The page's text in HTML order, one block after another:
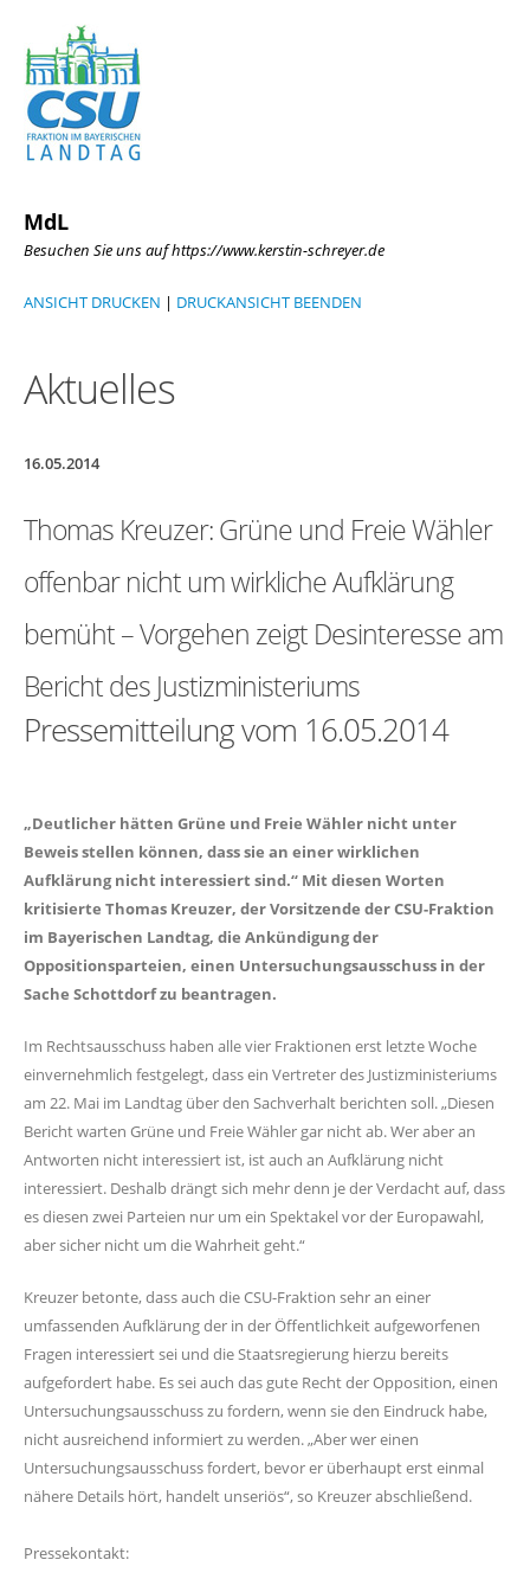
MdL
Besuchen Sie uns auf https://www.kerstin-schreyer.de
ANSICHT DRUCKEN | DRUCKANSICHT BEENDEN
Aktuelles
16.05.2014
Thomas Kreuzer: Grüne und Freie Wähler
offenbar nicht um wirkliche Aufklärung
bemüht – Vorgehen zeigt Desinteresse am
Bericht des Justizministeriums
Pressemitteilung vom 16.05.2014
Deutlicher hätten Grüne und Freie Wähler nicht unter
Beweis stellen können, dass sie an einer wirklichen
Aufklärung nicht interessiert sind.“ Mit diesen Worten
kritisierte Thomas Kreuzer, der Vorsitzende der CSU-Fraktion
im Bayerischen Landtag, die Ankündigung der
Oppositionsparteien, einen Untersuchungsausschuss in der
Sache Schottdorf zu beantragen.
Im Rechtsausschuss haben alle vier Fraktionen erst letzte Woche
einvernehmlich festgelegt, dass ein Vertreter des Justizministeriums
am 22. Mai im Landtag über den Sachverhalt berichten soll. „Diesen
Bericht warten Grüne und Freie Wähler gar nicht ab. Wer aber an
Antworten nicht interessiert ist, ist auch an Aufklärung nicht
interessiert. Deshalb drängt sich mehr denn je der Verdacht auf, dass
es diesen zwei Parteien nur um ein Spektakel vor der Europawahl,
aber sicher nicht um die Wahrheit geht.“
Kreuzer betonte, dass auch die CSU-Fraktion sehr an einer
umfassenden Aufklärung der in der Öffentlichkeit aufgeworfenen
Fragen interessiert sei und die Staatsregierung hierzu bereits
aufgefordert habe. Es sei auch das gute Recht der Opposition, einen
Untersuchungsausschuss zu fordern, wenn sie den Eindruck habe,
nicht ausreichend informiert zu werden. „Aber wer einen
Untersuchungsausschuss fordert, bevor er überhaupt erst einmal
nähere Details hört, handelt unseriös“, so Kreuzer abschließend.
Pressekontakt: